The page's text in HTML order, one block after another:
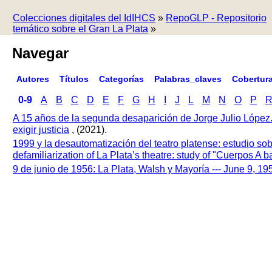
Colecciones digitales del IdIHCS » RepoGLP - Repositorio
temático sobre el Gran La Plata »
Navegar
Autores Títulos Categorías Palabras_claves
0-9 A B C D E F G H J L M N O P
R
A 15 años de la segunda desaparición de Jorge Julio
exigir justicia , (2021).
1999 y la desautomatización del teatro platense: estudio
defamiliarization of La Plata’s theatre: study of "Cuerpos A
9 de junio de 1956: La Plata, Walsh y Mayoría --- June 9,